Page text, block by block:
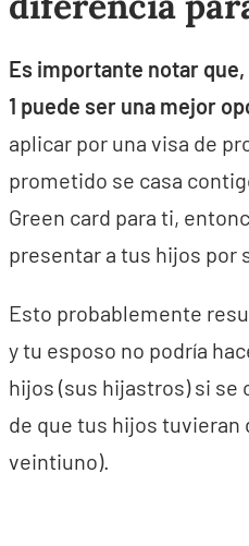
Es importante notar
1 puede ser una mejor
aplicar por una visa de
prometido se casa
Green card para ti,
presentar a tus hijos por
Esto probablemente
y tu esposo no podría
hijos (sus hijastros) si se
de que tus hijos tuvieran
veintiuno).